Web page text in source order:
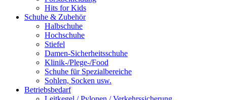
Hits for Kids
Schuhe & Zubehör
Halbschuhe
Hochschuhe
Stiefel
Damen-Sicherheitsschuhe
Klinik-/Plege-/Food
Schuhe für Spezialbereiche
Sohlen, Socken usw.
Betriebsbedarf